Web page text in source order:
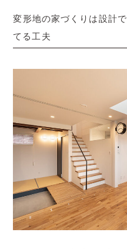
変形地の家づくりは設計
てる工夫